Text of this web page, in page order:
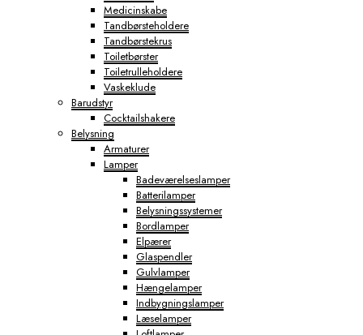
Medicinskabe
Tandbørsteholdere
Tandbørstekrus
Toiletbørster
Toiletrulleholdere
Vaskeklude
Barudstyr
Cocktailshakere
Belysning
Armaturer
Lamper
Badeværelseslamper
Batterilamper
Belysningssystemer
Bordlamper
Elpærer
Glaspendler
Gulvlamper
Hængelamper
Indbygningslamper
Læselamper